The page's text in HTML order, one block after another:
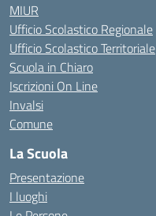
MIUR
Ufficio Scolastico Regionale
Ufficio Scolastico Territoriale
Scuola in Chiaro
Iscrizioni On Line
Invalsi
Comune
La Scuola
Presentazione
I luoghi